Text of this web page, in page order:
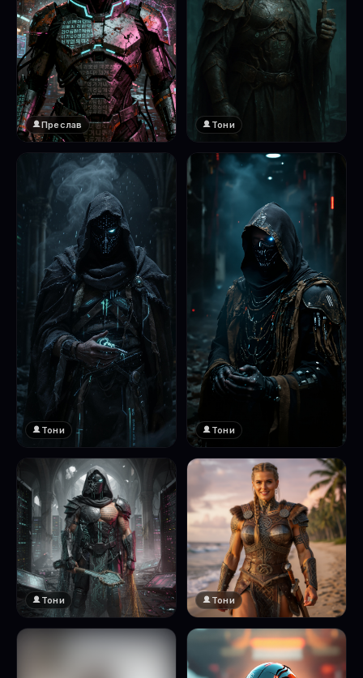
❤️
Преслав Тони
Тони Тони
Тони Тони